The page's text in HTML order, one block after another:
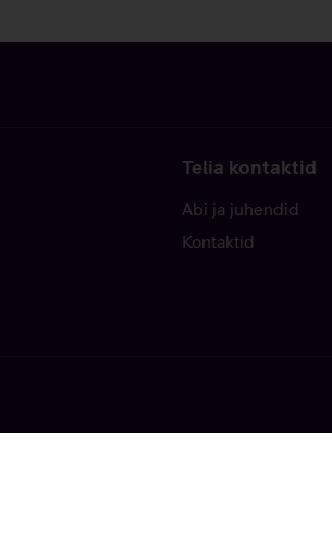
Telia kontaktid
Abi ja juhendid
Kontaktid